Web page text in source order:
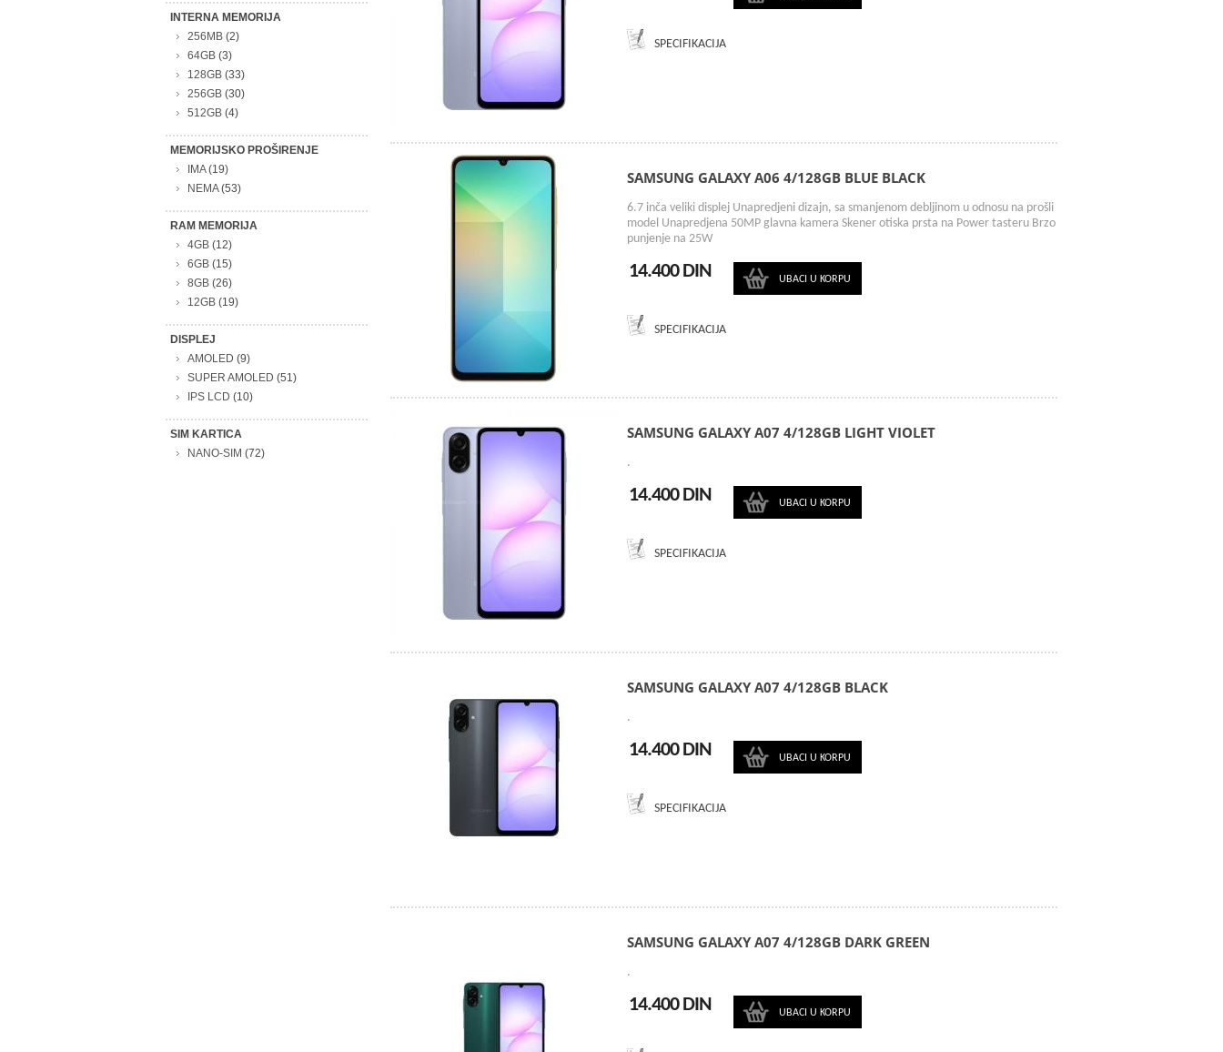
INTERNA MEMORIJA
256MB (2)
64GB (3)
128GB (33)
256GB (30)
512GB (4)
MEMORIJSKO PROŠIRENJE
IMA(19)
NEMA(53)
RAM MEMORIJA
4GB (12)
6GB (15)
8GB (26)
12GB (19)
DISPLEJ
AMOLED (9)
SUPER AMOLED (51)
IPS LCD (10)
SIM KARTICA
NANO-SIM (72)
SPECIFIKACIJA
SAMSUNG GALAXY A06 4/128GB BLUE BLACK
6.7 inča veliki displej Unapredjeni dizajn, sa smanjenom debljinom u odnosu na prošli
model Unapredjena 50MP glavna kamera Skener otiska prsta na Power tasteru Brzo
punjenje na 25W
14.400 DIN UBACI U KORPU
SPECIFIKACIJA
SAMSUNG GALAXY A07 4/128GB LIGHT VIOLET
.
14.400 DIN UBACI U KORPU
SPECIFIKACIJA
SAMSUNG GALAXY A07 4/128GB BLACK
.
14.400 DIN UBACI U KORPU
SPECIFIKACIJA
SAMSUNG GALAXY A07 4/128GB DARK GREEN
.
14.400 DIN UBACI U KORPU